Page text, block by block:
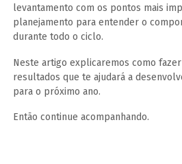
levantamento com os pontos mais
planejamento para entender o
durante todo o ciclo.
Neste artigo explicaremos como
resultados que te ajudará a
para o próximo ano.
Então continue acompanhando.